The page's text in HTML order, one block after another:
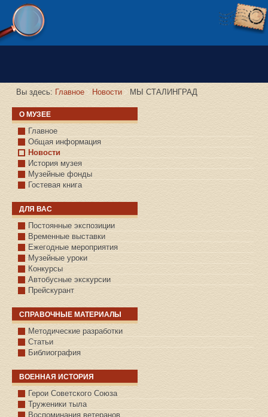
Версия сайта для слабовидящих
Вы здесь: Главное Новости МЫ СТАЛИНГРАД
О МУЗЕЕ
Главное
Общая информация
Новости
История музея
Музейные фонды
Гостевая книга
ДЛЯ ВАС
Постоянные экспозиции
Временные выставки
Ежегодные мероприятия
Музейные уроки
Конкурсы
Автобусные экскурсии
Прейскурант
СПРАВОЧНЫЕ МАТЕРИАЛЫ
Методические разработки
Статьи
Библиография
ВОЕННАЯ ИСТОРИЯ
С.КАЗАНСКОЕ
Герои Советского Союза
Труженики тыла
Воспоминания ветеранов